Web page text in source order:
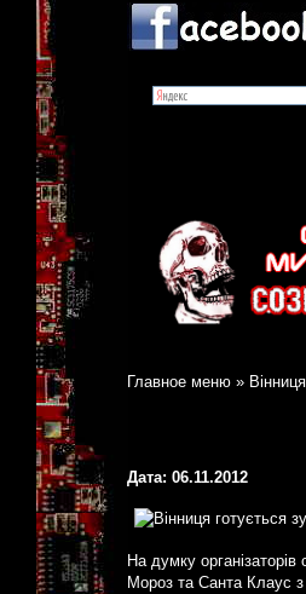
Главное меню »
Дата: 06.11.2012
На думку
Мороз та Санта Клаус з